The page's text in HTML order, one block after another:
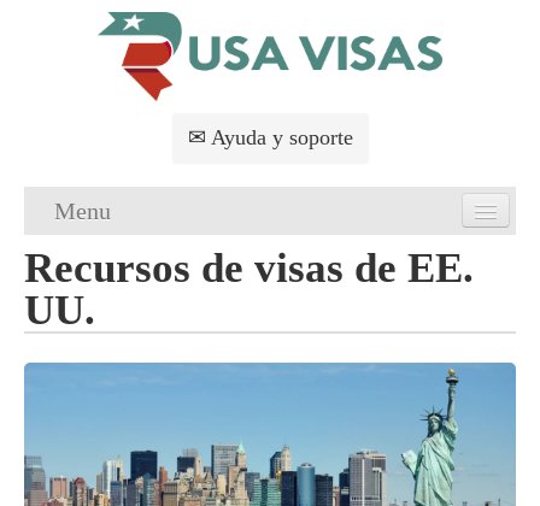
✉ Ayuda y soporte
Menu
Principal
Solicitud de visas de EE. UU.
Servicios
Recursos de visas de EE.
UU.